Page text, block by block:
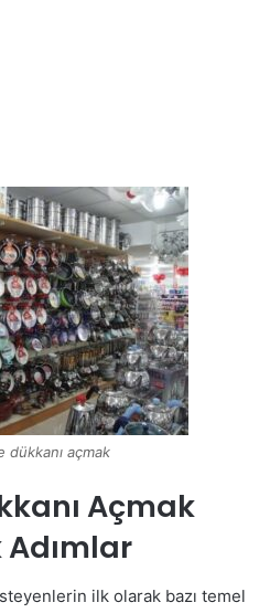
dükkanı açmak
Açmak
ilk olarak bazı temel